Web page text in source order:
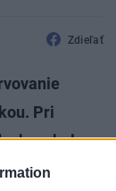
Zdieľať
Pri
a obal sa